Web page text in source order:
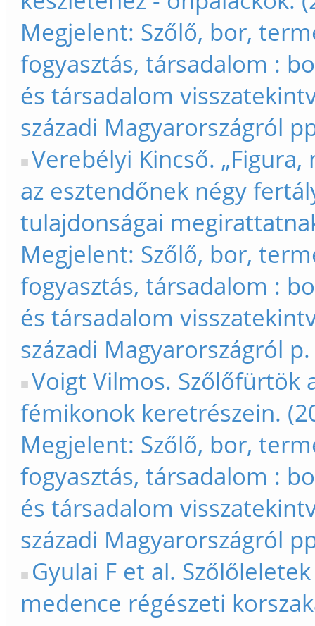
Megjelent: Szőlő, bor,
fogyasztás, társadalom :
és társadalom
századi Magyarországról
Verebélyi Kincső.
az esztendőnek négy
tulajdonságai
Megjelent: Szőlő, bor,
fogyasztás, társadalom :
és társadalom
századi Magyarországról
Voigt Vilmos. Szőlőfürtök
fémikonok keretrészein.
Megjelent: Szőlő, bor,
fogyasztás, társadalom :
és társadalom
századi Magyarországról
Gyulai F et al.
medence régészeti